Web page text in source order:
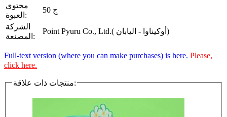
محتوى
العبوة:
50 ج
الشركة
المصنعة:
Point Pyuru Co., Ltd.( أوكيناوا - اليابان)
Full-text version (where you can make purchases) is here. Please,
click here.
منتجات ذات علاقة: